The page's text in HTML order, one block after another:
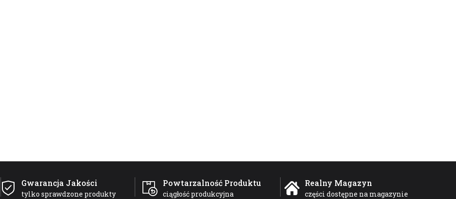
Gwarancja Jakości
tylko sprawdzone produkty
Powtarzalność Produktu
ciągłość produkcyjna
Realny Magazyn
części dostępne na magazynie